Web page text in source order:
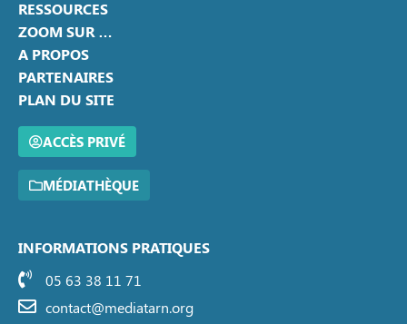
RESSOURCES
ZOOM SUR …
A PROPOS
PARTENAIRES
PLAN DU SITE
ACCÈS PRIVÉ
MÉDIATHÈQUE
INFORMATIONS PRATIQUES
05 63 38 11 71
contact@mediatarn.org